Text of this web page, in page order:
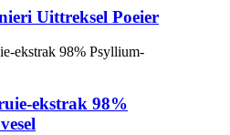
Uittreksel Poeier
ekstrak 98%